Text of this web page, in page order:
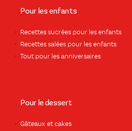
Pour les enfants
Recettes sucrées pour les enfants
Recettes salées pour les enfants
Tout pour les anniversaires
Pour le dessert
Gâteaux et cakes